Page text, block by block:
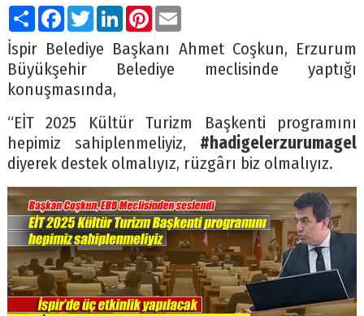
PaylaşFacebook
TwitterLinkedIn
Pinterest
Email
İspir Belediye Başkanı Ahmet Coşkun, Erzurum
Büyükşehir Belediye meclisinde yaptığı
konuşmasında,
“EİT 2025 Kültür Turizm Başkenti programını
hepimiz sahiplenmeliyiz, #hadigelerzurumagel
diyerek destek olmalıyız, rüzgârı biz olmalıyız.